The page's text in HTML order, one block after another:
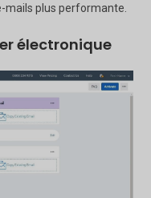
plus performante.
électronique